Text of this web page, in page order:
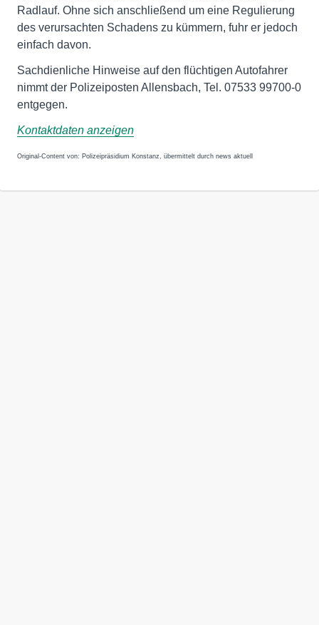
Radlauf. Ohne sich anschließend um eine Regulierung
des verursachten Schadens zu kümmern, fuhr er jedoch
einfach davon.
Sachdienliche Hinweise auf den flüchtigen Autofahrer
nimmt der Polizeiposten Allensbach, Tel. 07533 99700-0
entgegen.
Kontaktdaten anzeigen
Original-Content von: Polizeipräsidium Konstanz, übermittelt durch news aktuell